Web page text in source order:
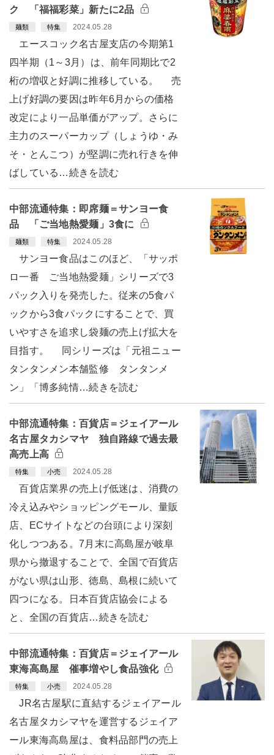
ク 「福福彩菜」新たに2品
麺類 特集 2024.05.28
エースコック名古屋支店の今期第1
四半期（1～3月）は、前年同期比で2
桁の増収と好調に推移している。 売
上げ好調の要因は昨年6月からの価格
改定により一品単価がアップ。さらに
主力のスーパーカップ（しょうゆ・み
そ・とんこつ）が堅調に売れ行きを伸
ばしている…続きを読む
中部流通特集：即席麺＝サンヨー食
品 「ご当地熱愛麺」3食に
麺類 特集 2024.05.28
サンヨー食品はこのほど、「サッポ
ロ一番 ご当地熱愛麺」シリーズで3
パック入りを発売した。従来の5食パ
ックから3食パックにすることで、買
いやすさを追求し袋麺の売上げ拡大を
目指す。 同シリーズは「元祖ニュー
タンタンメン本舗監修 タンタンメ
ン」「博多純情…続きを読む
中部流通特集：百貨店＝ジェイアール
名古屋タカシマヤ 独自路線で過去最
高売上高
特集 小売 2024.05.28
百貨店業界の売上げ低迷は、消費の
冷え込みやショッピングモール、量販
店、ECサイトなどの台頭により深刻
化しつつある。7月末に高島屋が岐阜
県から撤退することで、全国で百貨店
がない県は山形、徳島、島根に続いて
四つになる。日本百貨店協会による
と、全国の百貨店…続きを読む
中部流通特集：百貨店＝ジェイアール
東海高島屋 催事増やし食品強化
特集 小売 2024.05.28
JR名古屋駅に直結するジェイアール
名古屋タカシマヤを運営するジェイア
ール東海高島屋は、食料品部門の売上